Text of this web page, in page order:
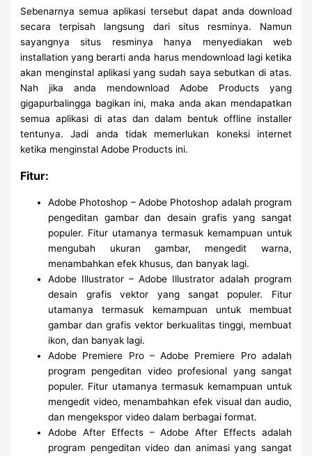
Sebenarnya semua aplikasi tersebut dapat anda download
secara terpisah langsung dari situs resminya. Namun
sayangnya situs resminya hanya menyediakan web
installation yang berarti anda harus mendownload lagi ketika
akan menginstal aplikasi yang sudah saya sebutkan di atas.
Nah jika anda mendownload Adobe Products yang
gigapurbalingga bagikan ini, maka anda akan mendapatkan
semua aplikasi di atas dan dalam bentuk offline installer
tentunya. Jadi anda tidak memerlukan koneksi internet
ketika menginstal Adobe Products ini.
Fitur:
Adobe Photoshop – Adobe Photoshop adalah program
pengeditan gambar dan desain grafis yang sangat
populer. Fitur utamanya termasuk kemampuan untuk
mengubah ukuran gambar, mengedit warna,
menambahkan efek khusus, dan banyak lagi.
Adobe Illustrator – Adobe Illustrator adalah program
desain grafis vektor yang sangat populer. Fitur
utamanya termasuk kemampuan untuk membuat
gambar dan grafis vektor berkualitas tinggi, membuat
ikon, dan banyak lagi.
Adobe Premiere Pro – Adobe Premiere Pro adalah
program pengeditan video profesional yang sangat
populer. Fitur utamanya termasuk kemampuan untuk
mengedit video, menambahkan efek visual dan audio,
dan mengekspor video dalam berbagai format.
Adobe After Effects – Adobe After Effects adalah
program pengeditan video dan animasi yang sangat